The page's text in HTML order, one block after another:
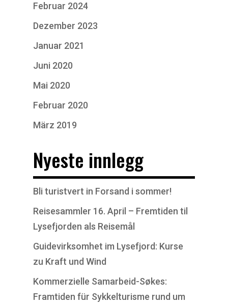
Februar 2024
Dezember 2023
Januar 2021
Juni 2020
Mai 2020
Februar 2020
März 2019
Nyeste innlegg
Bli turistvert in Forsand i sommer!
Reisesammler 16. April – Fremtiden til
Lysefjorden als Reisemål
Guidevirksomhet im Lysefjord: Kurse
zu Kraft und Wind
Kommerzielle Samarbeid-Søkes:
Framtiden für Sykkelturisme rund um